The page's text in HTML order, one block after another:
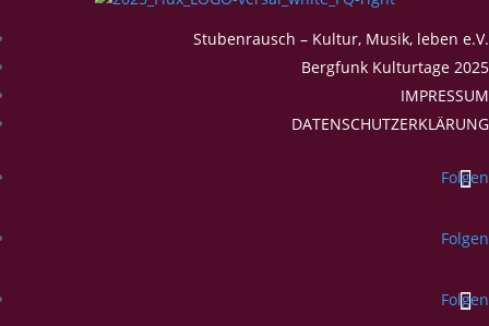
Stubenrausch – Kultur, Musik, leben e.V.
Bergfunk Kulturtage 2025
IMPRESSUM
DATENSCHUTZERKLÄRUNG
Folgen
Folgen
Folgen